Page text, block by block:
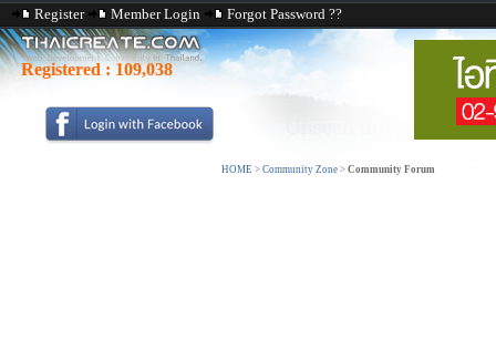
Register Member Login Forgot Password ??
Registered : 109,038
HOME > Community Zone > Community Forum